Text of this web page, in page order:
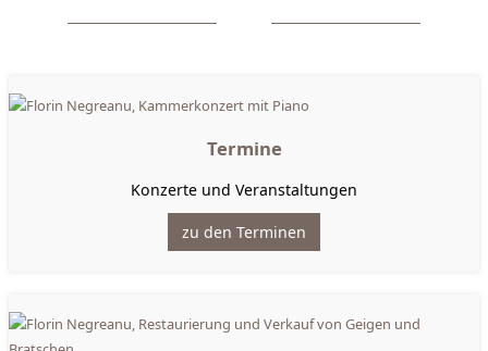
Termine
Konzerte und Veranstaltungen
zu den Terminen